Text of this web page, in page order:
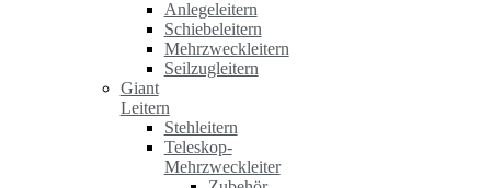
Anlegeleitern
Schiebeleitern
Mehrzweckleitern
Seilzugleitern
Giant
Leitern
Stehleitern
Teleskop-
Mehrzweckleiter